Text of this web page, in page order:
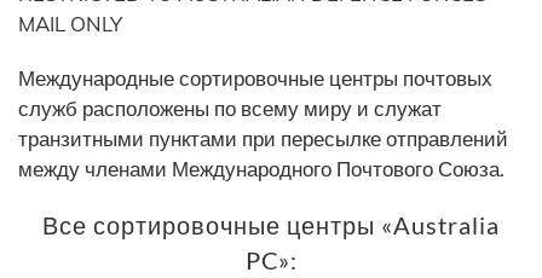
MAIL ONLY
Международные сортировочные центры почтовых
служб расположены по всему миру и служат
транзитными пунктами при пересылке отправлений
между членами Международного Почтового Союза.
Все сортировочные центры «Australia
PC»: